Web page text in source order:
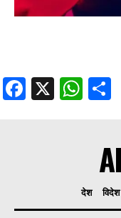
Facebook
X
देश विदेश